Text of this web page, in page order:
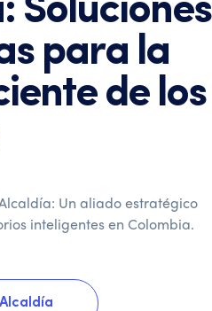
Soluciones
para la
de los
Un aliado estratégico
inteligentes en Colombia.